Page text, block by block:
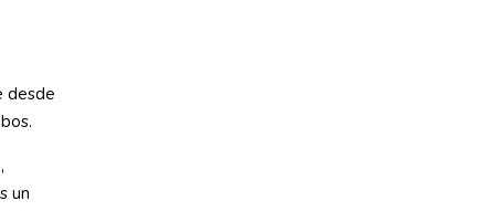
desde
un